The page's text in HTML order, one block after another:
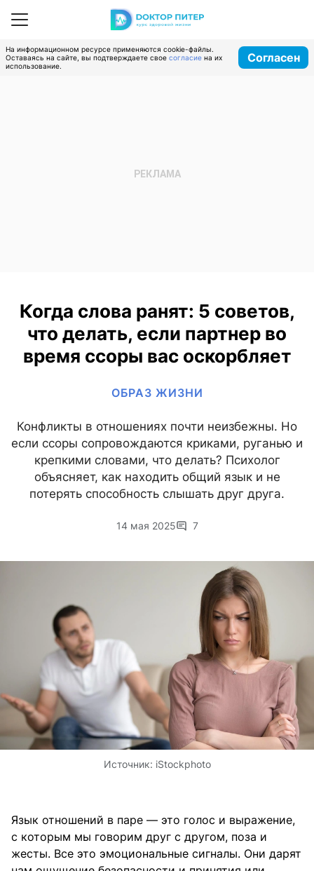
На информационном ресурсе применяются cookie-файлы.
Оставаясь на сайте, вы подтверждаете свое согласие на их
использование.
Согласен
Когда слова ранят: 5 советов,
что делать, если партнер во
время ссоры вас оскорбляет
ОБРАЗ ЖИЗНИ
Конфликты в отношениях почти неизбежны. Но
если ссоры сопровождаются криками, руганью и
крепкими словами, что делать? Психолог
объясняет, как находить общий язык и не
потерять способность слышать друг друга.
14 мая 2025 7
Источник: iStockphoto
Язык отношений в паре — это голос и выражение,
с которым мы говорим друг с другом, поза и
жесты. Все это эмоциональные сигналы. Они дарят